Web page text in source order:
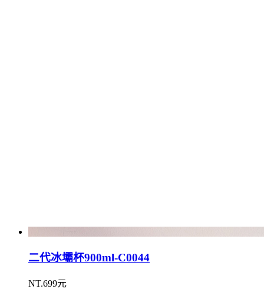
二代冰壩杯900ml-C0044
NT.699元